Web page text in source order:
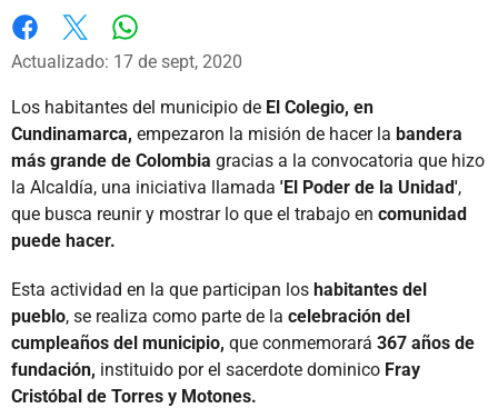
Facebook
X
Actualizado: 17 de sept, 2020
Los habitantes del municipio de El Colegio, en
Cundinamarca, empezaron la misión de hacer la bandera
más grande de Colombia gracias a la convocatoria que hizo
la Alcaldía, una iniciativa llamada 'El Poder de la Unidad',
que busca reunir y mostrar lo que el trabajo en comunidad
puede hacer.
Esta actividad en la que participan los habitantes del
pueblo, se realiza como parte de la celebración del
cumpleaños del municipio, que conmemorará 367 años de
fundación, instituido por el sacerdote dominico Fray
Cristóbal de Torres y Motones.